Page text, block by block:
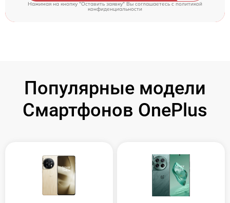
Нажимая на кнопку "Оставить заявку" Вы соглашаетесь c политикой
конфиденциальности
Популярные модели
Смартфонов OnePlus